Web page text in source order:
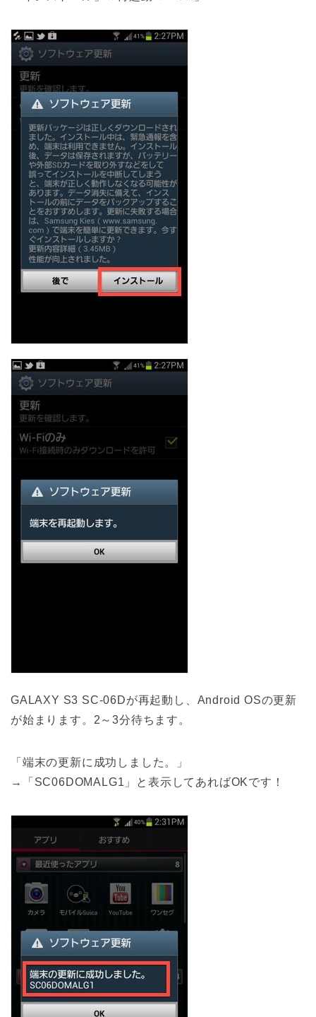
GALAXY S3 SC-06Dが再起動し、Android OSの更新
が始まります。2～3分待ちます。
「端末の更新に成功しました。」
→「SC06DOMALG1」と表示してあればOKです！